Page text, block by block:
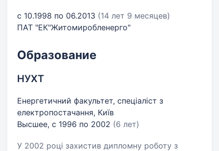
с 10.1998 по 06.2013 (14 лет 9 месяцев)
ПАТ "ЕК"Житомиробленерго"
Образование
НУХТ
Енергетичний факультет, спеціаліст з
електропостачання, Київ
Высшее, с 1996 по 2002 (6 лет)
У 2002 році захистив дипломну роботу з